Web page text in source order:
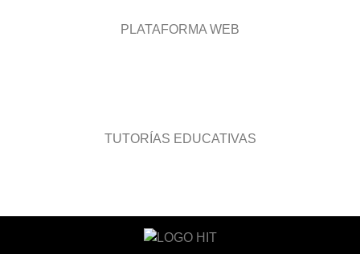
PLATAFORMA WEB
TUTORÍAS EDUCATIVAS